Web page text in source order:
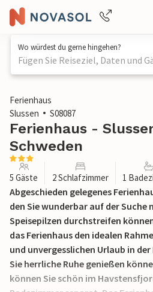
Wo würdest du gerne hingehen?
Fügen Sie Reiseziel, Daten und
1 / 15
Ferienhaus
Slussen
S08087
Ferienhaus -
Schweden
5 Gäste 2 Schlafzimmer 1
Abgeschieden gelegenes
den Sie wunderbar auf der Suche
Speisepilzen durchstreifen
das Ferienhaus den idealen
und unvergesslichen Urlaub in
Sie herrliche Ruhe genießen
können Sie schön im